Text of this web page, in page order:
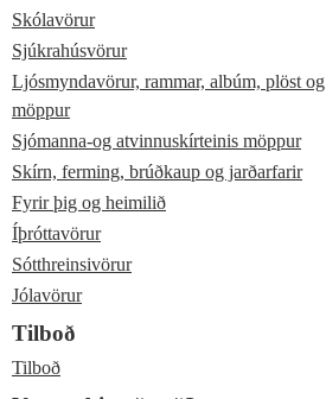
Skólavörur
Sjúkrahúsvörur
Ljósmyndavörur, rammar, albúm, plöst og
möppur
Sjómanna-og atvinnuskírteinis möppur
Skírn, ferming, brúðkaup og jarðarfarir
Fyrir þig og heimilið
Íþróttavörur
Sótthreinsivörur
Jólavörur
Tilboð
Tilboð